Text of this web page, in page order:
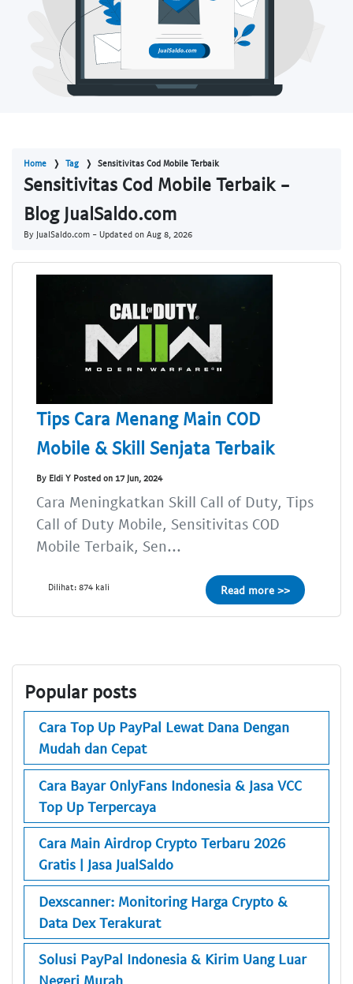
Home Tag Sensitivitas Cod Mobile Terbaik
Sensitivitas Cod Mobile Terbaik -
Blog JualSaldo.com
By JualSaldo.com - Updated on Aug 8, 2026
Tips Cara Menang Main COD
Mobile & Skill Senjata Terbaik
By Eldi Y Posted on 17 Jun, 2024
Cara Meningkatkan Skill Call of Duty, Tips
Call of Duty Mobile, Sensitivitas COD
Mobile Terbaik, Sen...
Dilihat: 874 kali Read more >>
Popular posts
Cara Top Up PayPal Lewat Dana Dengan
Mudah dan Cepat
Cara Bayar OnlyFans Indonesia & Jasa VCC
Top Up Terpercaya
Cara Main Airdrop Crypto Terbaru 2026
Gratis | Jasa JualSaldo
Dexscanner: Monitoring Harga Crypto &
Data Dex Terakurat
Solusi PayPal Indonesia & Kirim Uang Luar
Negeri Murah